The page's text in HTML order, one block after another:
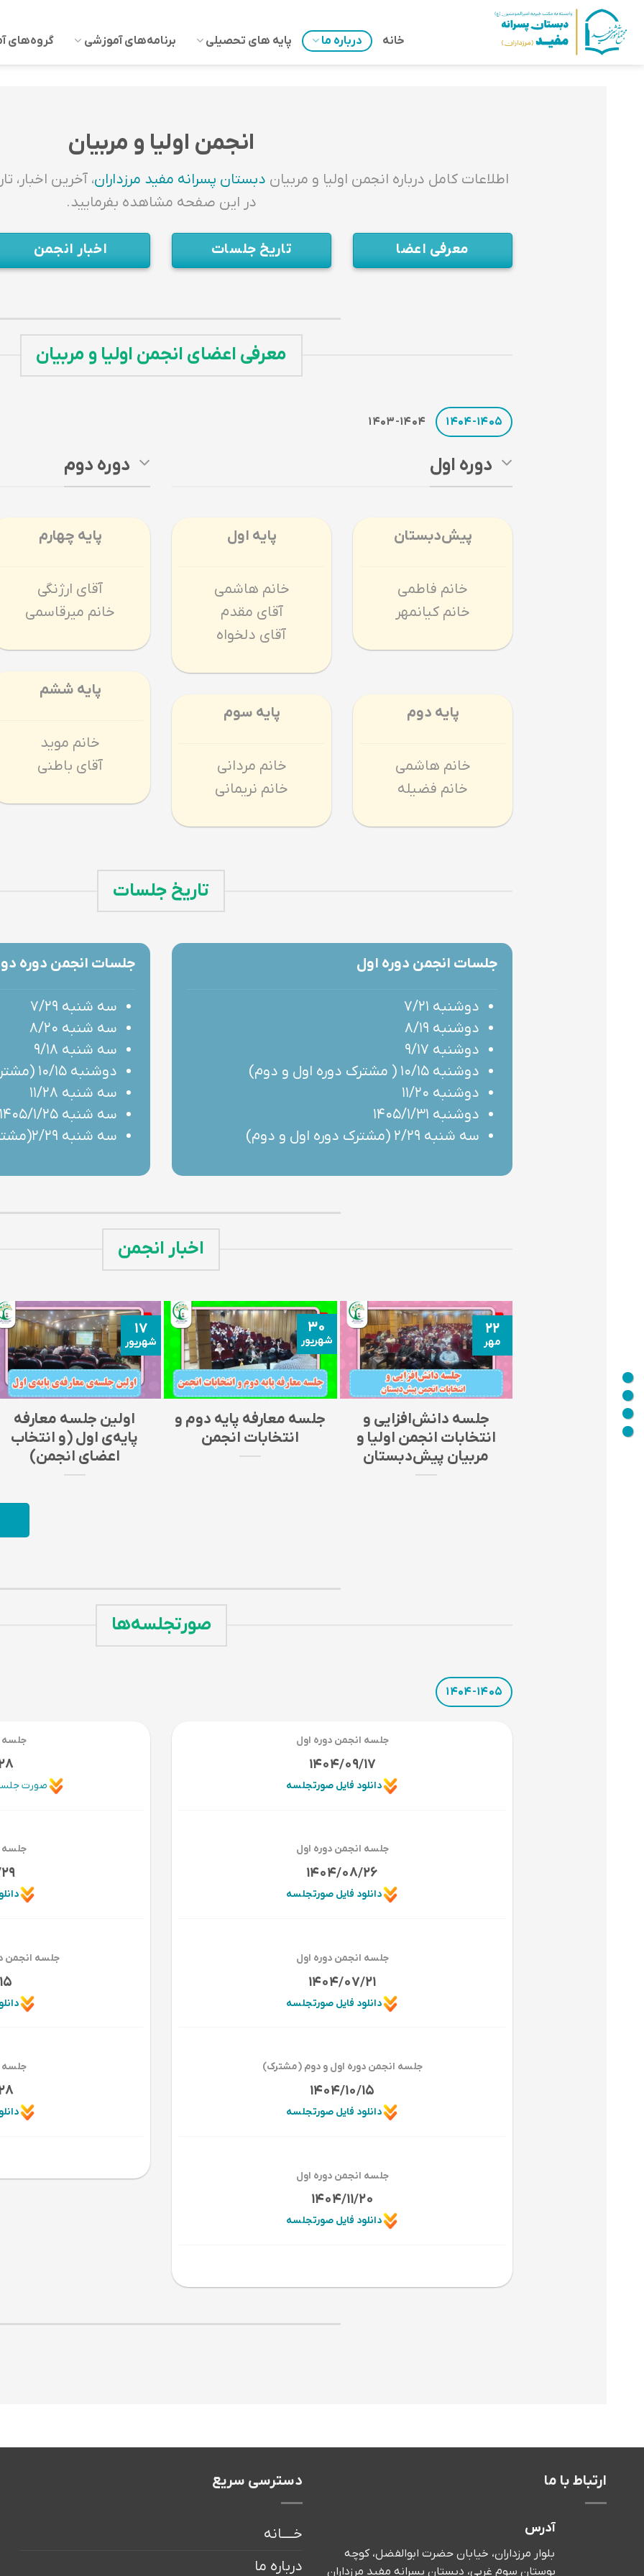
content
خانه درباره ما پایه های تحصیلی برنامه‌های آموزشی گروه‌های
انجمن اولیا و مربیان
اطلاعات کامل درباره انجمن اولیا و مربیان دبستان پسرانه مفید مرزداران، آخرین اخبار،
در این صفحه مشاهده بفرمایید.
معرفی اعضا تاریخ جلسات اخبار انجمن
معرفی اعضای انجمن اولیا و مربیان
1404-1405
1403-1404
دوره اول
پیش‌دبستان
خانم فاطمی
خانم کیانمهر
پایه اول
خانم هاشمی
آقای مقدم
آقای دلخواه
پایه دوم
خانم هاشمی
خانم فضیله
پایه سوم
خانم مردانی
خانم نریمانی
دوره دوم
پایه چهارم
آقای ارژنگی
خانم میرقاسمی
پایه ششم
خانم موید
آقای باطنی
تاریخ جلسات
جلسات انجمن دوره اول
دوشنبه ۷/۲۱
دوشنبه ۸/۱۹
دوشنبه ۹/۱۷
دوشنبه ۱۰/۱۵ ( مشترک دوره اول و دوم)
دوشنبه ۱۱/۲۰
دوشنبه ۱۴۰۵/۱/۳۱
سه شنبه ۲/۲۹ (مشترک دوره اول و دوم)
جلسات انجمن دوره
سه شنبه ۷/۲۹
سه شنبه ۸/۲۰
سه شنبه ۹/۱۸
دوشنبه ۱۰/۱۵ (مشترک دوره اول و دوم)
سه شنبه ۱۱/۲۸
سه شنبه ۱۴۰۵/۱/۲۵
سه شنبه ۲/۲۹(مشترک دوره اول و دوم)
اخبار انجمن
جلسه دانش‌افزایی و
انتخابات انجمن اولیا و
مربیان پیش‌دبستان
۲۲
مهر
جلسه معارفه پایه دوم و
انتخابات انجمن
۳۰
شهریور
اولین جلسه‌ معارفه‌‌
پایه‌ی اول (و انتخاب
اعضای انجمن)
۱۷
شهریور
صورتجلسه‌ها
1404-1405
جلسه انجمن دوره اول
1404/09/17
دانلود فایل صورتجلسه
جلسه انجمن دوره اول
1404/08/26
دانلود فایل صورتجلسه
جلسه انجمن دوره اول
1404/07/21
دانلود فایل صورتجلسه
جلسه انجمن دوره اول و دوم (مشترک)
1404/10/15
دانلود فایل صورتجلسه
جلسه انجمن دوره اول
1404/11/20
دانلود فایل صورتجلسه
جلسه
صورت جلسه
جلسه
جلسه انجمن
جلسه
ارتباط با ما
آدرس
بلوار مرزداران، خیابان حضرت ابوالفضل، کوچه
بوستان سوم غربی، دبستان پسرانه مفید مرزداران
دسترسی سریع
خــــانه
درباره ما